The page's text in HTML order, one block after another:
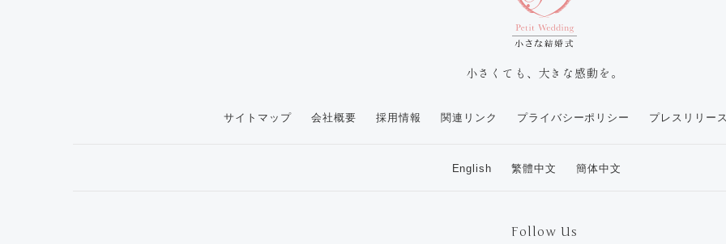
小さくても、大きな感動を。
サイトマップ 会社概要 採用情報 関連リンク プライバシーポリシー プレスリリース
English 繁體中文 簡体中文
Follow Us